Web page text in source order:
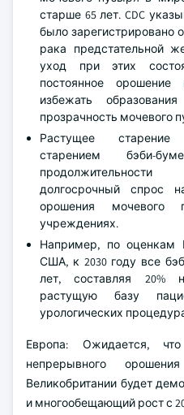
старше 65 лет. CDC
было зарегистрировано
рака предстательной
уход при этих
постоянное
избежать
прозрачность мочевого
Растущее старение
старением бэби-
долгосрочный спрос
орошения мочевого
учреждениях.
Например, по оценкам
США, к 2030 году все
лет, составляя 20%
растущую базу
урологических
Европа: Ожидается,
непрерывного
Великобритании будет
и многообещающий рост с